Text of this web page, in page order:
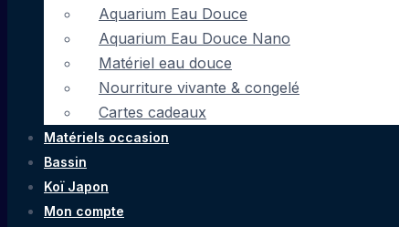
Aquarium Eau Douce
Aquarium Eau Douce Nano
Matériel eau douce
Nourriture vivante & congelé
Cartes cadeaux
Matériels occasion
Bassin
Koï Japon
Mon compte